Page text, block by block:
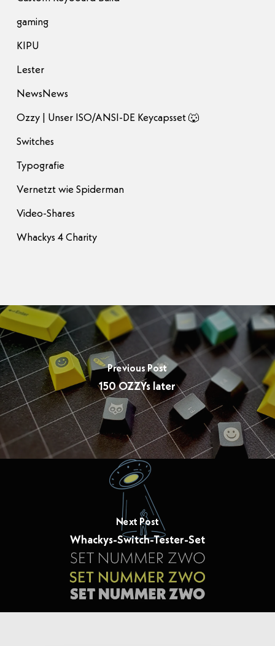
gaming
KIPU
Lester
NewsNews
Ozzy | Unser ISO/ANSI-DE Keycapsset 🐺
Switches
Typografie
Vernetzt wie Spiderman
Video-Shares
Whackys 4 Charity
Previous Post
150 OZZYs later
Next Post
Whackys-Switch-Tester-Set